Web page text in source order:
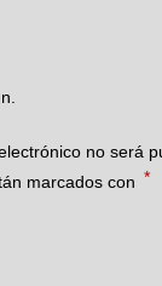
no será
marcados con *